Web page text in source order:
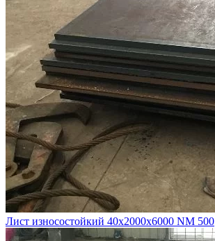
Лист износостойкий 40х2000х6000 NM 500